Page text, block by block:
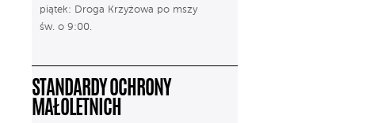
piątek: Droga Krzyżowa po mszy
św. o 9:00.
STANDARDY OCHRONY
MAŁOLETNICH